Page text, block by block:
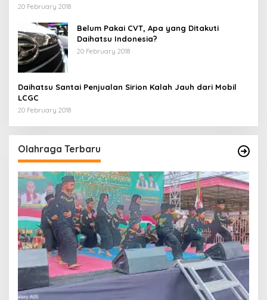
20 February 2018
Belum Pakai CVT, Apa yang Ditakuti
Daihatsu Indonesia?
20 February 2018
Daihatsu Santai Penjualan Sirion Kalah Jauh dari Mobil
LCGC
20 February 2018
Olahraga Terbaru